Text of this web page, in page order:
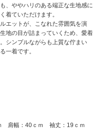
、ややハリのある端正な生地感に
着ていただけます。
エットが、こなれた雰囲気を演
地の目が詰まっていくため、愛着
シンプルながらも上質な佇まい
一着です。
肩幅：40ｃｍ 袖丈：19ｃｍ